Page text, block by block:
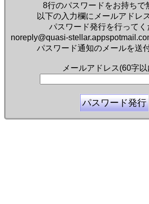
8行のパスワードをお持ちで
以下の入力欄にメールアドレ
パスワード発行を行ってく
noreply@quasi-
パスワード通知のメールを送
メールアドレス(60字以